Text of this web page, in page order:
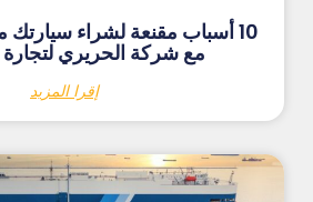
10 أسباب مقنعة لشراء
مع شركة الحريري
إقرا المزيد